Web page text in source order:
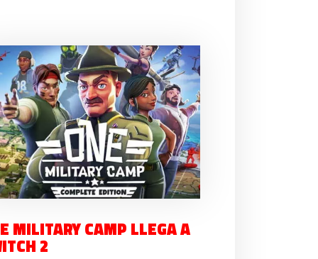
MILITARY CAMP LLEGA A
2